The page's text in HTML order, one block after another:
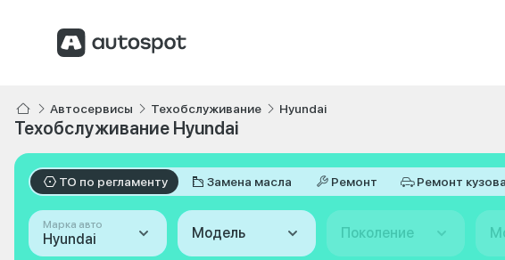
Автосервисы Техобслуживание Hyundai
Техобслуживание Hyundai
ТО по регламенту Замена масла Ремонт Ремонт кузова
Марка авто
Hyundai Модель Поколение